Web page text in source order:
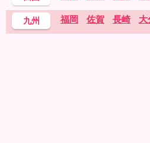
九州 福岡 佐賀 長崎 大